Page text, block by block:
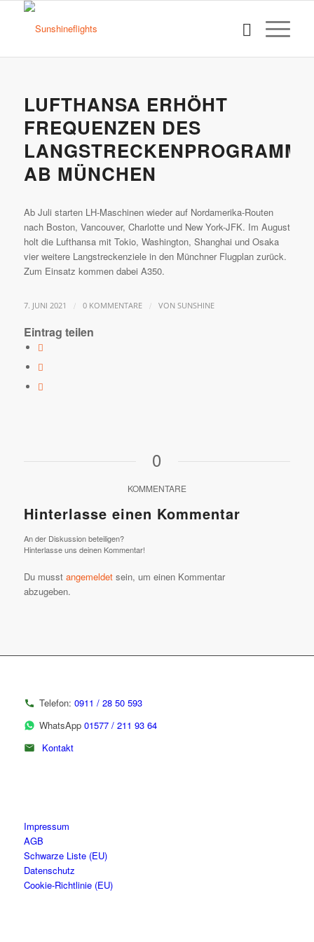
LUFTHANSA ERHÖHT
FREQUENZEN DES
LANGSTRECKENPROGRAMM
AB MÜNCHEN
Ab Juli starten LH-Maschinen wieder auf Nordamerika-Routen
nach Boston, Vancouver, Charlotte und New York-JFK. Im August
holt die Lufthansa mit Tokio, Washington, Shanghai und Osaka
vier weitere Langstreckenziele in den Münchner Flugplan zurück.
Zum Einsatz kommen dabei A350.
7. JUNI 2021 / 0 KOMMENTARE / VON SUNSHINE
Eintrag teilen
0
KOMMENTARE
Hinterlasse einen Kommentar
An der Diskussion beteiligen?
Hinterlasse uns deinen Kommentar!
Du musst angemeldetsein, um einen Kommentar
abzugeben.
Telefon: 0911 / 28 50 593
WhatsApp 01577 / 211 93 64
Kontakt
Impressum
AGB
Schwarze Liste (EU)
Datenschutz
Cookie-Richtlinie (EU)